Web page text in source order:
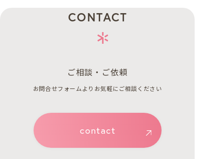
CONTACT
ご相談・ご依頼
お問合せフォームよりお気軽にご相談ください
contact